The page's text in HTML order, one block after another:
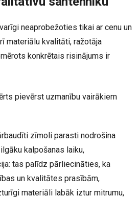
neaprobežoties tikai ar cenu un
materiālu kvalitāti, ražotāja
konkrētais risinājums ir
pievērst uzmanību vairākiem
zīmoli parasti nodrošina
kalpošanas laiku,
tas palīdz pārliecināties, ka
un kvalitātes prasībām,
materiāli labāk iztur mitrumu,